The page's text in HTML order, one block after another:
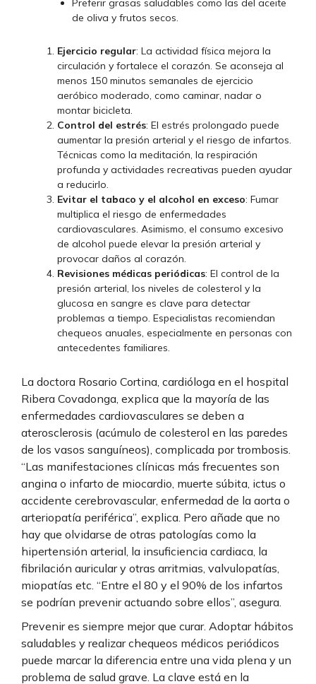
Preferir grasas saludables como las del aceite
de oliva y frutos secos.
Ejercicio regular: La actividad física mejora la
circulación y fortalece el corazón. Se aconseja al
menos 150 minutos semanales de ejercicio
aeróbico moderado, como caminar, nadar o
montar bicicleta.
Control del estrés: El estrés prolongado puede
aumentar la presión arterial y el riesgo de infartos.
Técnicas como la meditación, la respiración
profunda y actividades recreativas pueden ayudar
a reducirlo.
Evitar el tabaco y el alcohol en exceso: Fumar
multiplica el riesgo de enfermedades
cardiovasculares. Asimismo, el consumo excesivo
de alcohol puede elevar la presión arterial y
provocar daños al corazón.
Revisiones médicas periódicas: El control de la
presión arterial, los niveles de colesterol y la
glucosa en sangre es clave para detectar
problemas a tiempo. Especialistas recomiendan
chequeos anuales, especialmente en personas con
antecedentes familiares.
La doctora Rosario Cortina, cardióloga en el hospital
Ribera Covadonga, explica que la mayoría de las
enfermedades cardiovasculares se deben a
aterosclerosis (acúmulo de colesterol en las paredes
de los vasos sanguíneos), complicada por trombosis.
“Las manifestaciones clínicas más frecuentes son
angina o infarto de miocardio, muerte súbita, ictus o
accidente cerebrovascular, enfermedad de la aorta o
arteriopatía periférica”, explica. Pero añade que no
hay que olvidarse de otras patologías como la
hipertensión arterial, la insuficiencia cardiaca, la
fibrilación auricular y otras arritmias, valvulopatías,
miopatías etc. “Entre el 80 y el 90% de los infartos
se podrían prevenir actuando sobre ellos”, asegura.
Prevenir es siempre mejor que curar. Adoptar hábitos
saludables y realizar chequeos médicos periódicos
puede marcar la diferencia entre una vida plena y un
problema de salud grave. La clave está en la